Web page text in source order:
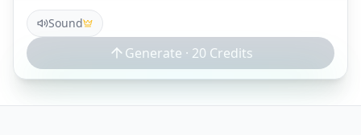
Sound
Generate · 20 Credits